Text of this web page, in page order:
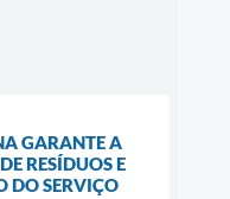
GARANTE A
RESÍDUOS E
DO SERVIÇO